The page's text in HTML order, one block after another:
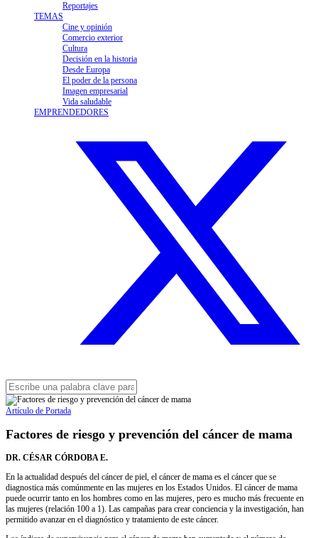
Reportajes
TEMAS
Cine y opinión
Comercio exterior
Cultura
Decisión en la historia
Desde Europa
El poder de la persona
Imagen empresarial
Vida saludable
EMPRENDEDORES
Artículo de Portada
Factores de riesgo y prevención del cáncer de mama
DR. CÉSAR CÓRDOBA E.
En la actualidad después del cáncer de piel, el cáncer de mama es el cáncer que se
diagnostica más comúnmente en las mujeres en los Estados Unidos. El cáncer de mama
puede ocurrir tanto en los hombres como en las mujeres, pero es mucho más frecuente en
las mujeres (relación 100 a 1). Las campañas para crear conciencia y la investigación, han
permitido avanzar en el diagnóstico y tratamiento de este cáncer.